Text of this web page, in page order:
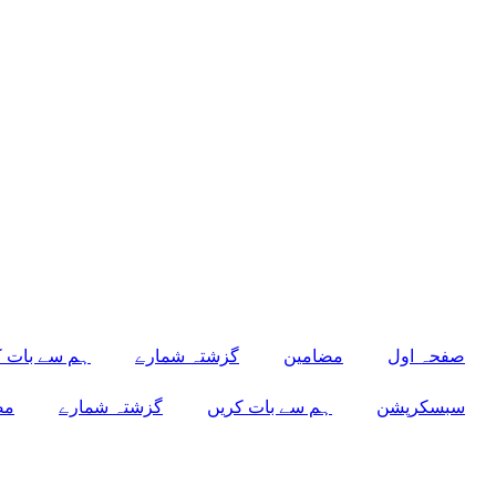
ہم سے بات گزشتہ شمارے مضامین صفحہ اول
گزشتہ شمارے ہم سے بات کریں سبسکرپشن